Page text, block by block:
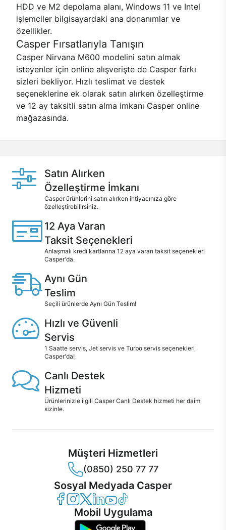
HDD ve M2 depolama alanı, Windows 11 ve Intel
işlemciler bilgisayardaki ana donanımlar ve
özellikler.
Casper Fırsatlarıyla Tanışın
Casper Nirvana M600 modelini satın almak
isteyenler için online alışverişte de Casper farkı
sizleri bekliyor. Hızlı teslimat ve destek
seçeneklerine ek olarak satın alırken özelleştirme
ve 12 ay taksitli satın alma imkanı Casper online
mağazasında.
Satın Alırken
Özelleştirme İmkanı
Casper ürünlerini satın alırken ihtiyacınıza göre
özelleştirebilirsiniz.
12 Aya Varan
Taksit Seçenekleri
Anlaşmalı kredi kartlarına 12 aya varan taksit seçenekleri
Casper'da.
Aynı Gün
Teslim
Seçili ürünlerde Aynı Gün Teslim!
Hızlı ve Güvenli
Servis
1 Saatte servis, Jet servis ve Turbo servis seçenekleri
Casper'da!
Canlı Destek
Hizmeti
Ürünlerinizle ilgili Casper Canlı Destek hizmeti her daim
sizinle.
Müşteri Hizmetleri
(0850) 250 77 77
Sosyal Medyada Casper
Casper Facebook
Casper Instagram
Casper Twitter
Casper LinkedIn
Casper YouTube
Casper TikTok
Mobil Uygulama